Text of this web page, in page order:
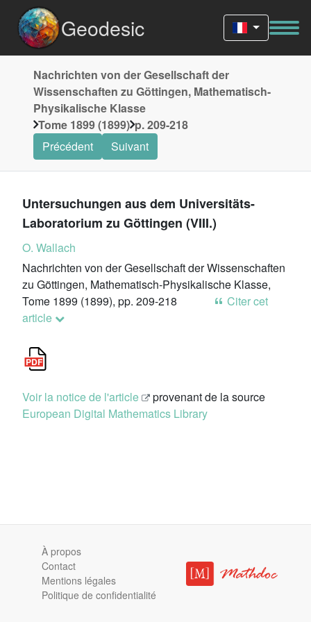
Geodesic
Nachrichten von der Gesellschaft der
Wissenschaften zu Göttingen, Mathematisch-
Physikalische Klasse
Tome 1899 (1899) p. 209-218
Précédent
Suivant
Untersuchungen aus dem Universitäts-
Laboratorium zu Göttingen (VIII.)
O. Wallach
Nachrichten von der Gesellschaft der Wissenschaften
zu Göttingen, Mathematisch-Physikalische Klasse,
Tome 1899 (1899), pp. 209-218
Citer cet
article
Voir la notice de l'article
provenant de la source
European Digital Mathematics Library
À propos
Contact
Mentions légales
Politique de confidentialité